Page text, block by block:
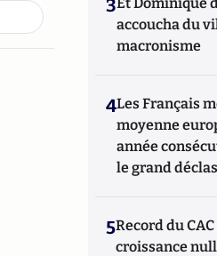
3
accoucha du
macronisme
4Les Français
moyenne
année
le grand
5Record du
croissance